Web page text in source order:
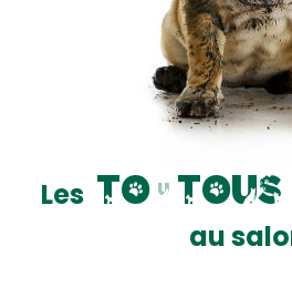
Les toutous
au